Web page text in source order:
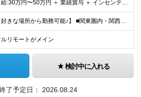
⽉給:30万円〜50万円 ＋ 業績賞与 ＋ インセンティブ賞与 経験者：35万円～ ※経験・スキルを考慮の上、決定します。 ※経験者は別途優遇！ ★試用期間6ヶ月（期間中は月給21万円～）
【好きな場所から勤務可能♪】 ■関東圏内・関西圏内 または⾸都圏近郊のプロジェクト先 ★リモートワーク実施中（プロジェクトによりフルリモートもあり） ★転居を伴う転勤なし ★配属先は希望を最⼤限考慮
ルリモートがメイン
検討中に入れる
了予定日： 2026.08.24